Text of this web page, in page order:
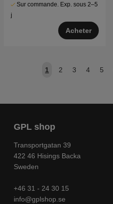
Sur commande. Exp. sous 2–5
j
Acheter
1 2 3 4 5
GPL shop
Transportgatan 39
422 46 Hisings Backa
Sweden
+46 31 - 24 30 15
info@gplshop.se